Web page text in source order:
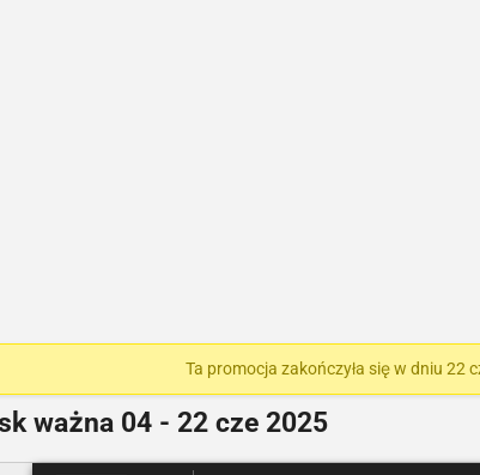
Ta promocja zakończyła się w dniu 22
ważna 04 - 22 cze 2025